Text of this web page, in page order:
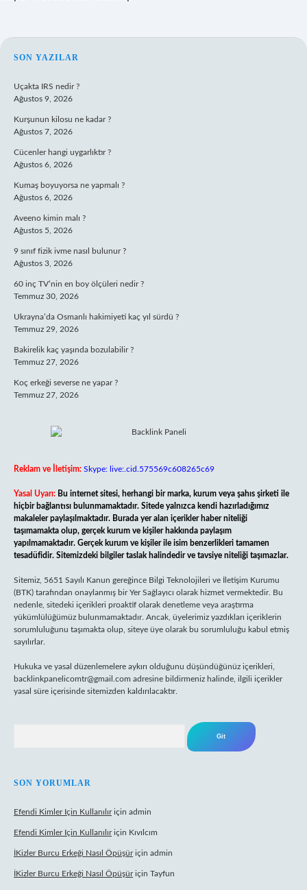
SIDEBAR
SON YAZILAR
Uçakta IRS nedir ?
Ağustos 9, 2026
Kurşunun kilosu ne kadar ?
Ağustos 7, 2026
Cücenler hangi uygarlıktır ?
Ağustos 6, 2026
Kumaş boyuyorsa ne yapmalı ?
Ağustos 6, 2026
Aveeno kimin malı ?
Ağustos 5, 2026
9 sınıf fizik ivme nasıl bulunur ?
Ağustos 3, 2026
60 inç TV’nin en boy ölçüleri nedir ?
Temmuz 30, 2026
Ukrayna’da Osmanlı hakimiyeti kaç yıl sürdü ?
Temmuz 29, 2026
Bakirelik kaç yaşında bozulabilir ?
Temmuz 27, 2026
Koç erkeği severse ne yapar ?
Temmuz 27, 2026
Reklam ve İletişim: Skype: live:.cid.575569c608265c69
Yasal Uyarı: Bu internet sitesi, herhangi bir marka, kurum veya şahıs şirketi ile
hiçbir bağlantısı bulunmamaktadır. Sitede yalnızca kendi hazırladığımız
makaleler paylaşılmaktadır. Burada yer alan içerikler haber niteliği
taşımamakta olup, gerçek kurum ve kişiler hakkında paylaşım
yapılmamaktadır. Gerçek kurum ve kişiler ile isim benzerlikleri tamamen
tesadüfidir. Sitemizdeki bilgiler taslak halindedir ve tavsiye niteliği taşımazlar.
Sitemiz, 5651 Sayılı Kanun gereğince Bilgi Teknolojileri ve İletişim Kurumu
(BTK) tarafından onaylanmış bir Yer Sağlayıcı olarak hizmet vermektedir. Bu
nedenle, sitedeki içerikleri proaktif olarak denetleme veya araştırma
yükümlülüğümüz bulunmamaktadır. Ancak, üyelerimiz yazdıkları içeriklerin
sorumluluğunu taşımakta olup, siteye üye olarak bu sorumluluğu kabul etmiş
sayılırlar.
Hukuka ve yasal düzenlemelere aykırı olduğunu düşündüğünüz içerikleri,
backlinkpanelicomtr@gmail.com adresine bildirmeniz halinde, ilgili içerikler
yasal süre içerisinde sitemizden kaldırılacaktır.
SON YORUMLAR
Efendi Kimler Için Kullanılıriçin admin
Efendi Kimler Için Kullanılıriçin Kıvılcım
İKizler Burcu Erkeği Nasıl Öpüşüriçin admin
İKizler Burcu Erkeği Nasıl Öpüşüriçin Tayfun